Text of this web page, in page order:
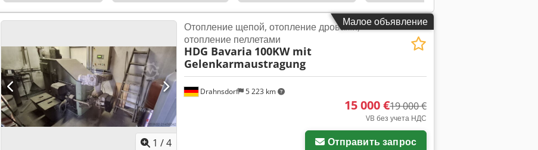
Малое объявление
1 /4
Drahnsdorf 5 223 km
Отопление щепой, отопление дровами,
отопление пеллетами
HDG Bavaria 100KW mit
Gelenkarmaustragung
15 000 €19 000 €
VB без учета НДС
Отправить запрос